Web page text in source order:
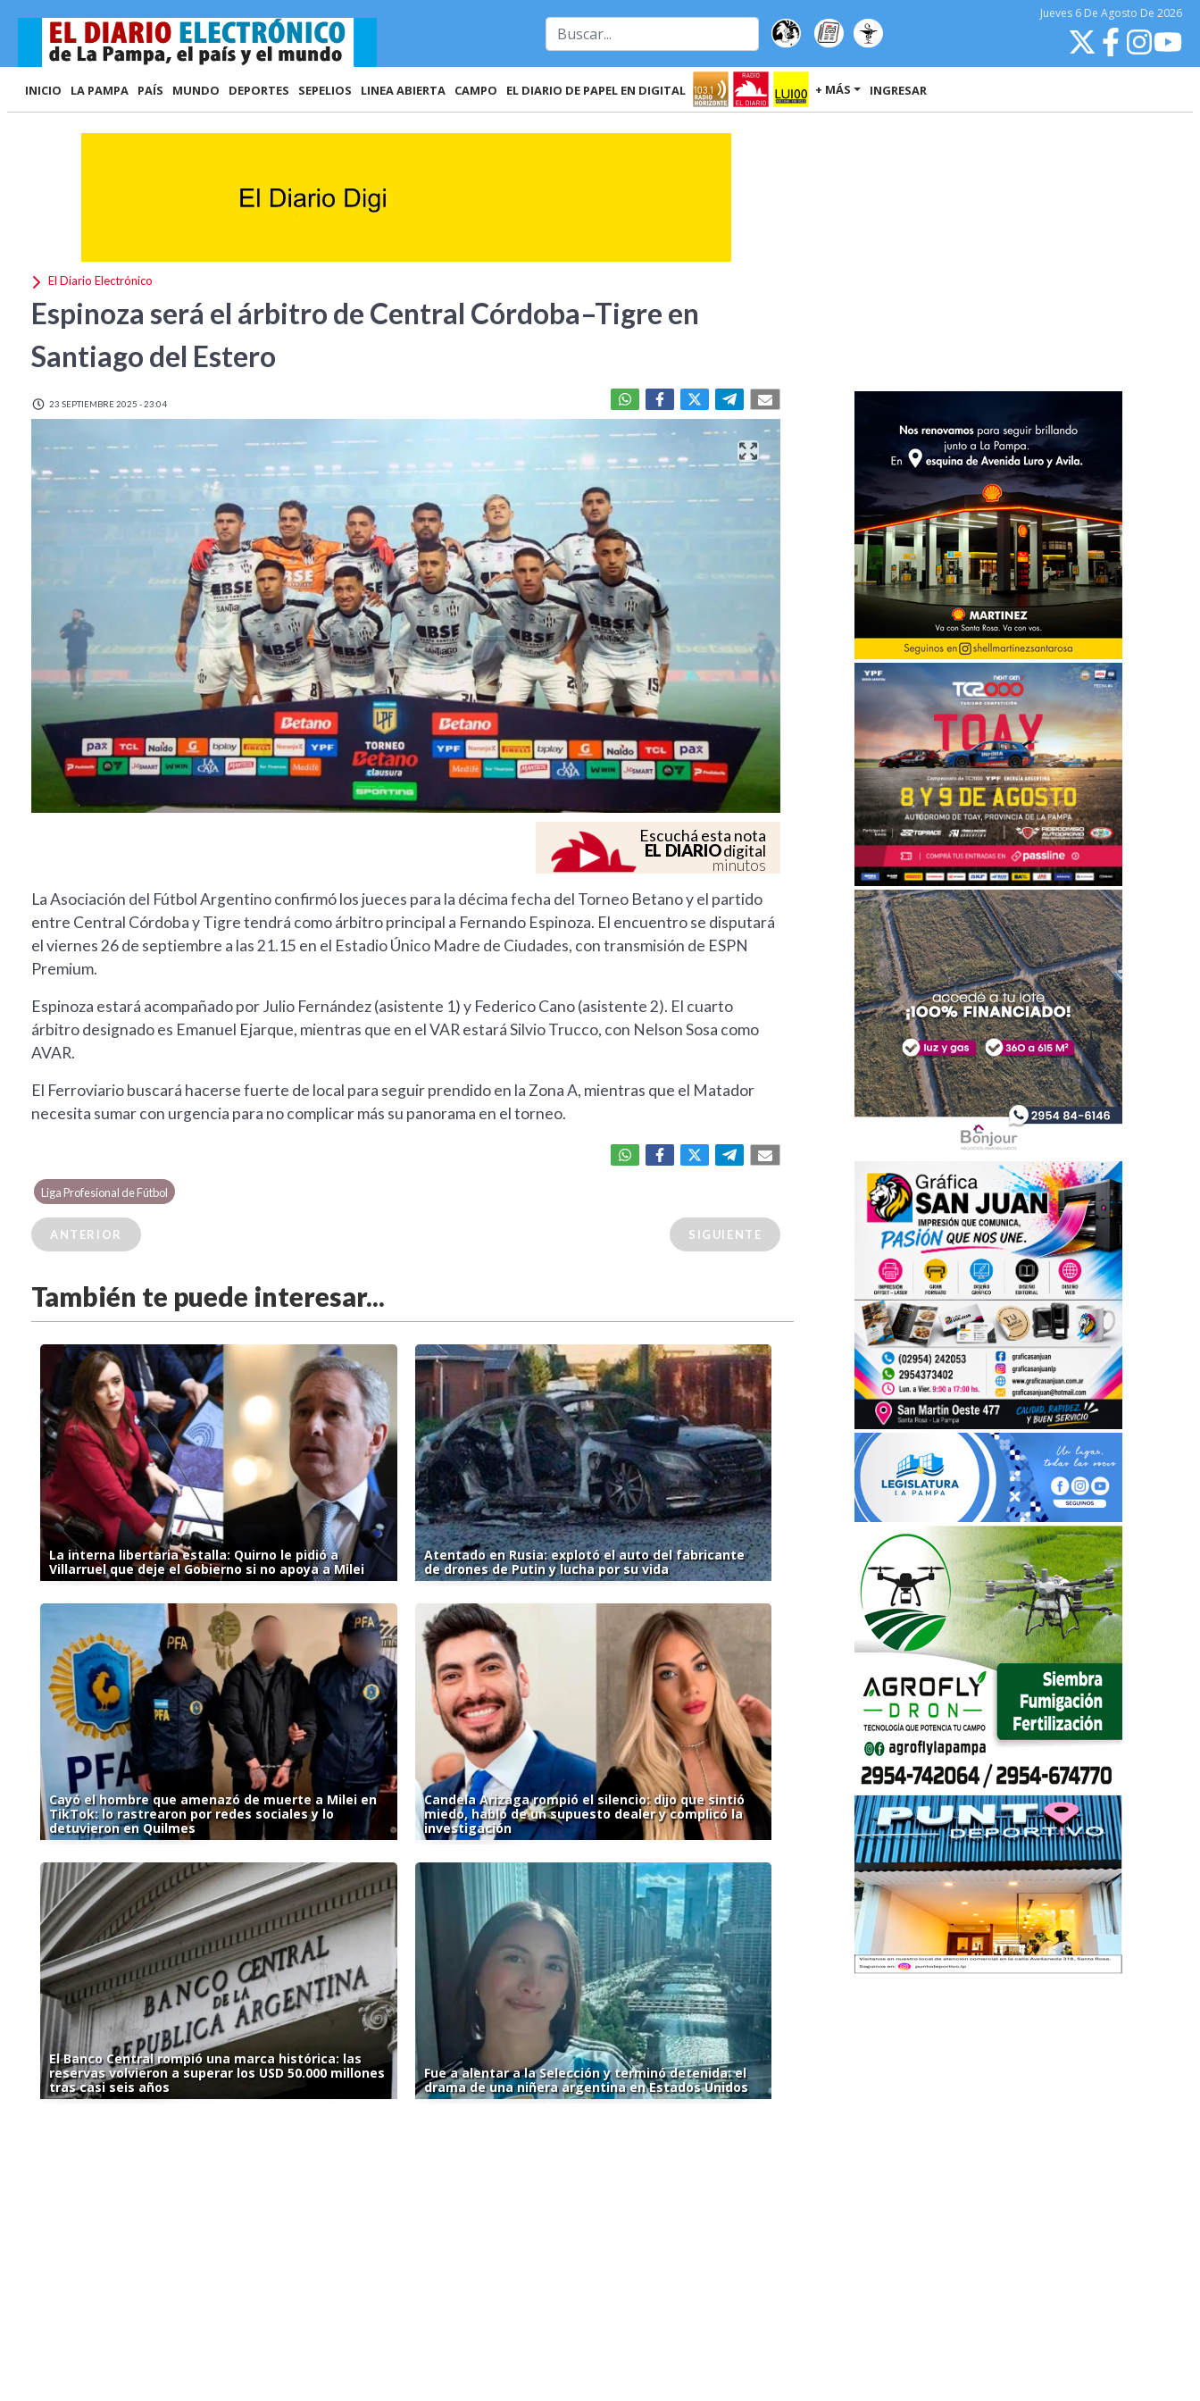
Jueves 6 De Agosto De 2026
INICIO LA PAMPA PAÍS MUNDO DEPORTES SEPELIOS LINEA ABIERTA CAMPO EL DIARIO DE PAPEL EN DIGITAL + MÁS INGRESAR
El Diario Electrónico
Espinoza será el árbitro de Central Córdoba–Tigre en
Santiago del Estero
23 SEPTIEMBRE 2025 - 23:04
Escuchá esta nota
EL DIARIOdigital
minutos
La Asociación del Fútbol Argentino confirmó los jueces para la décima fecha del Torneo Betano y el partido
entre Central Córdoba y Tigre tendrá como árbitro principal a Fernando Espinoza. El encuentro se disputará
el viernes 26 de septiembre a las 21.15 en el Estadio Único Madre de Ciudades, con transmisión de ESPN
Premium.
Espinoza estará acompañado por Julio Fernández (asistente 1) y Federico Cano (asistente 2). El cuarto
árbitro designado es Emanuel Ejarque, mientras que en el VAR estará Silvio Trucco, con Nelson Sosa como
AVAR.
El Ferroviario buscará hacerse fuerte de local para seguir prendido en la Zona A, mientras que el Matador
necesita sumar con urgencia para no complicar más su panorama en el torneo.
Liga Profesional de Fútbol
ANTERIOR SIGUIENTE
También te puede interesar...
La interna libertaria estalla: Quirno le pidió a
Villarruel que deje el Gobierno si no apoya a Milei
Atentado en Rusia: explotó el auto del fabricante
de drones de Putin y lucha por su vida
Cayó el hombre que amenazó de muerte a Milei en
TikTok: lo rastrearon por redes sociales y lo
detuvieron en Quilmes
Candela Arizaga rompió el silencio: dijo que sintió
miedo, habló de un supuesto dealer y complicó la
investigación
El Banco Central rompió una marca histórica: las
reservas volvieron a superar los USD 50.000 millones
tras casi seis años
Fue a alentar a la Selección y terminó detenida: el
drama de una niñera argentina en Estados Unidos